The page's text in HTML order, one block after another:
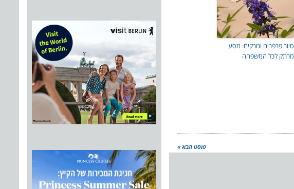
סיור פרפרים וחרקים: מסע
מרתק לכל המשפחה
פוסט הבא »